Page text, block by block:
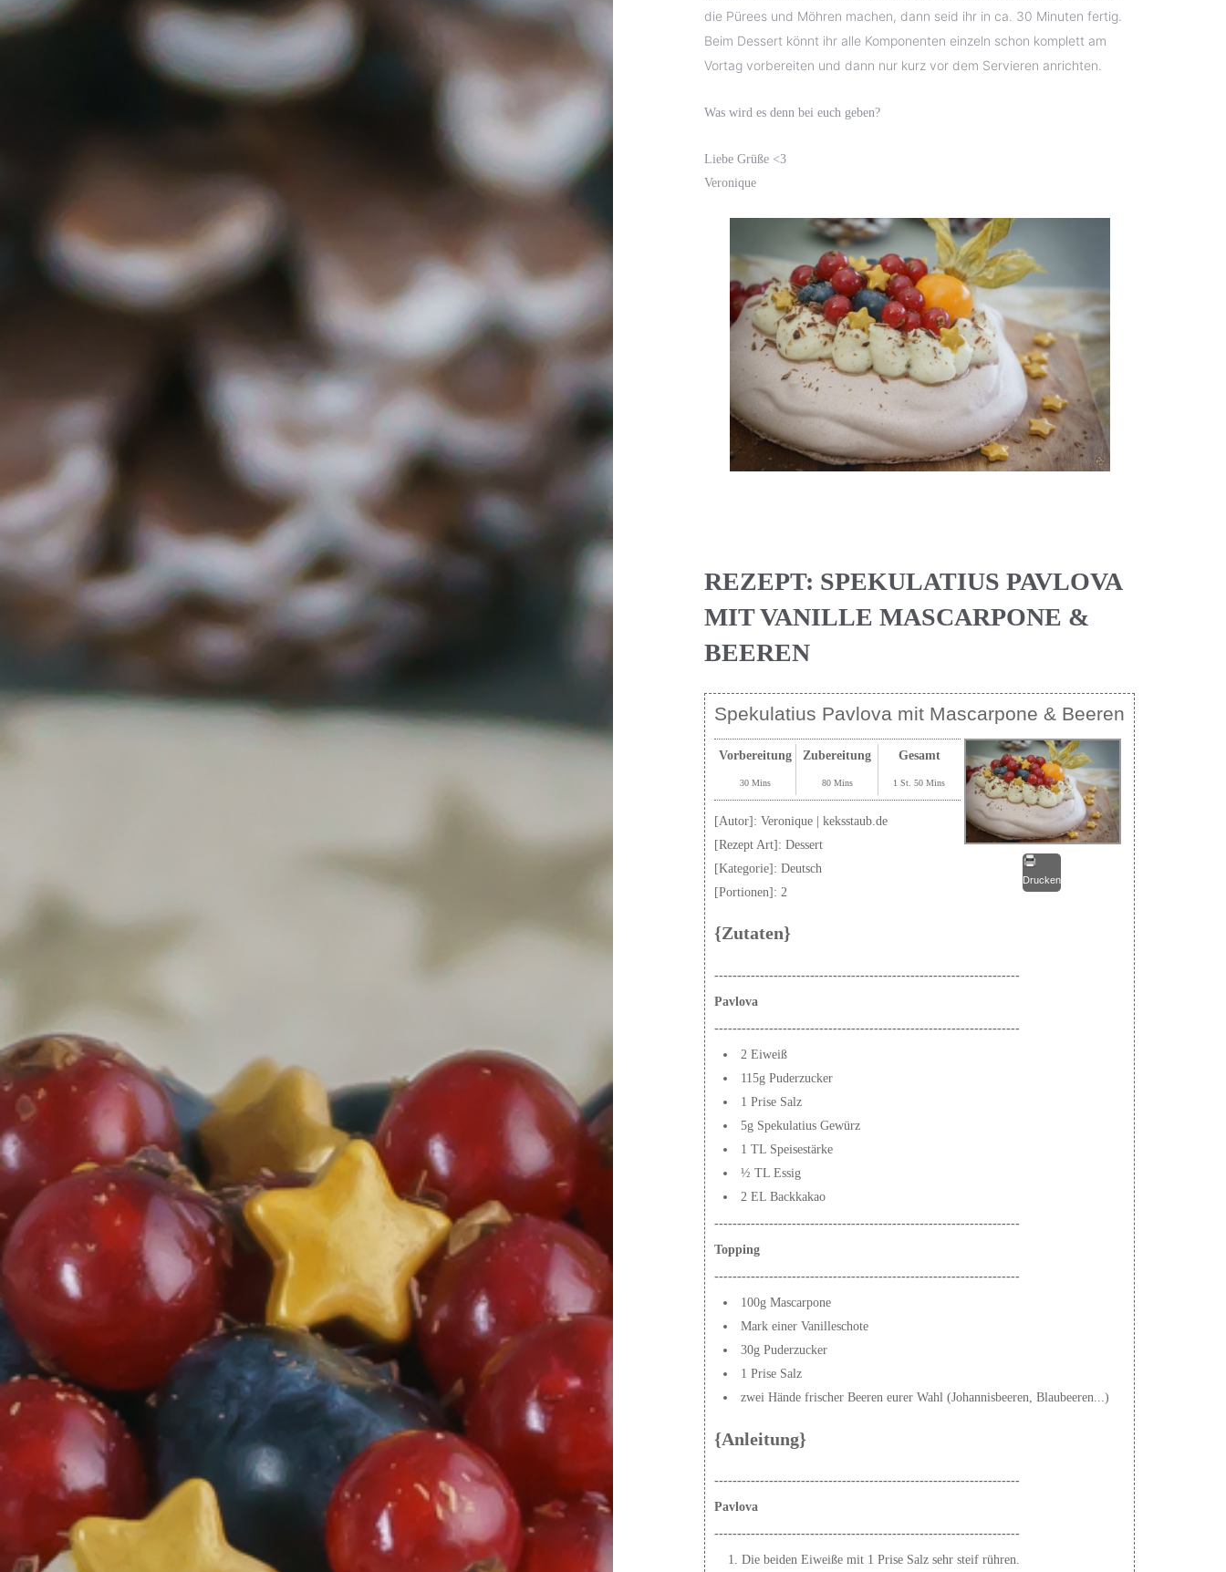
die Pürees und Möhren machen, dann seid ihr in ca. 30 Minuten fertig.
Beim Dessert könnt ihr alle Komponenten einzeln schon komplett am
Vortag vorbereiten und dann nur kurz vor dem Servieren anrichten.
Was wird es denn bei euch geben?
Liebe Grüße <3
Veronique
REZEPT: SPEKULATIUS PAVLOVA
MIT VANILLE MASCARPONE &
BEEREN
Spekulatius Pavlova mit Mascarpone & Beeren
Drucken
Vorbereitung
30 Mins
Zubereitung
80 Mins
Gesamt
1 St. 50 Mins
[Autor]: Veronique | keksstaub.de
[Rezept Art]: Dessert
[Kategorie]: Deutsch
[Portionen]: 2
{Zutaten}
-------------------------------------------------------------------
Pavlova
-------------------------------------------------------------------
2 Eiweiß
115g Puderzucker
1 Prise Salz
5g Spekulatius Gewürz
1 TL Speisestärke
½ TL Essig
2 EL Backkakao
-------------------------------------------------------------------
Topping
-------------------------------------------------------------------
100g Mascarpone
Mark einer Vanilleschote
30g Puderzucker
1 Prise Salz
zwei Hände frischer Beeren eurer Wahl (Johannisbeeren, Blaubeeren...)
{Anleitung}
-------------------------------------------------------------------
Pavlova
-------------------------------------------------------------------
Die beiden Eiweiße mit 1 Prise Salz sehr steif rühren.